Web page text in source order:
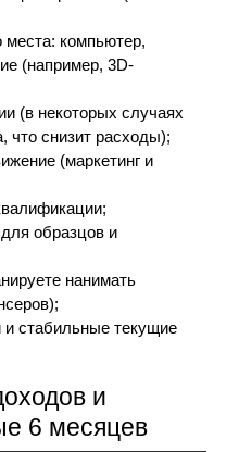
места: компьютер,
(например, 3D-
(в некоторых случаях
что снизит расходы);
(маркетинг и
образцов и
нанимать
стабильные текущие
и
6 месяцев